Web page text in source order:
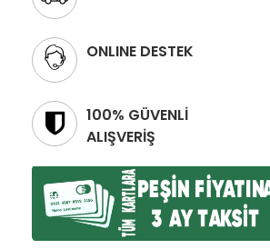
ONLINE DESTEK
100% GÜVENLİ
ALIŞVERİŞ